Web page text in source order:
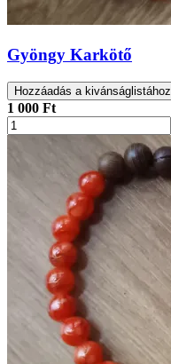
Gyöngy Karkötő
Hozzáadás a kivánságlistához
1 000 Ft